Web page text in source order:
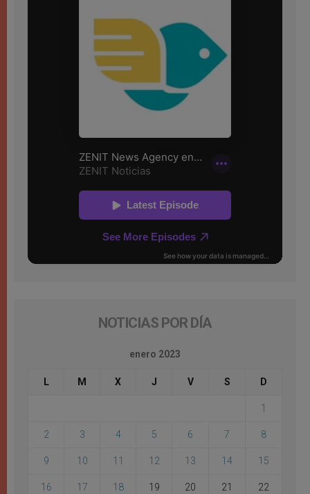
NOTICIAS POR DÍA
enero 2023
L M X J V S D
1
2 3 4 5 6 7 8
9 10 11 12 13 14 15
16 17 18 19 20 21 22